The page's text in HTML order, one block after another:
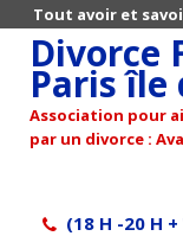
Tout avoir et
Divorce
Paris île
Association pour
par un divorce :
(18 H -20 H